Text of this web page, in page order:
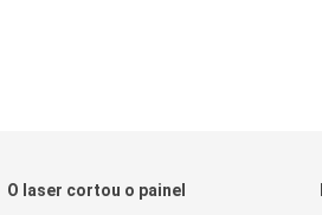
O laser cortou o painel